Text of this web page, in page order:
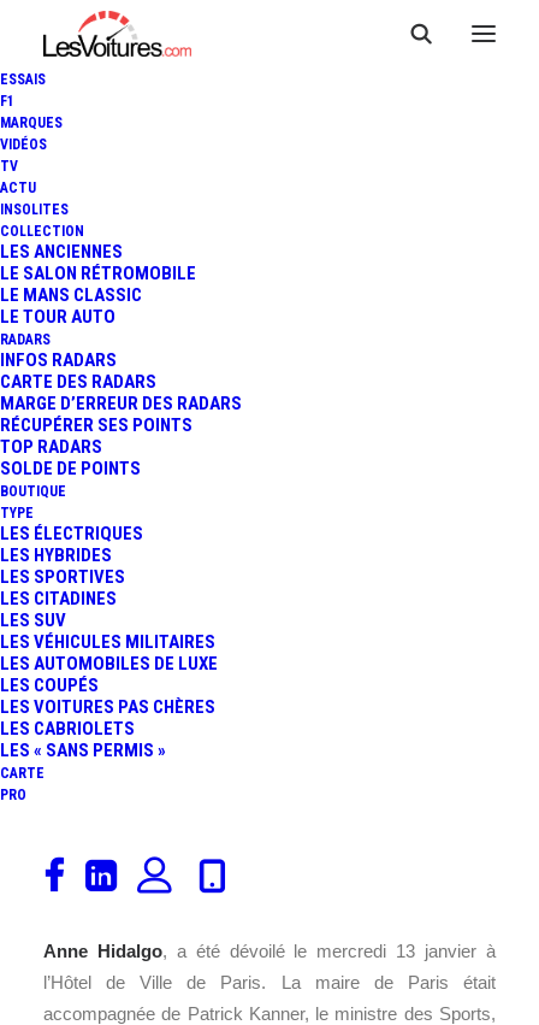
ESSAIS
F1
MARQUES
VIDÉOS
TV
ACTU
INSOLITES
COLLECTION
LES ANCIENNES
LE SALON RÉTROMOBILE
LE MANS CLASSIC
LE TOUR AUTO
RADARS
INFOS RADARS
CARTE DES RADARS
MARGE D’ERREUR DES RADARS
RÉCUPÉRER SES POINTS
TOP RADARS
SOLDE DE POINTS
BOUTIQUE
TYPE
LES ÉLECTRIQUES
LES HYBRIDES
LES SPORTIVES
LES CITADINES
LES SUV
LES VÉHICULES MILITAIRES
LES AUTOMOBILES DE LUXE
LES COUPÉS
LES VOITURES PAS CHÈRES
LES CABRIOLETS
LES « SANS PERMIS »
CARTE
PRO
VIDÉO : LE TRACÉ DE L'EPRIX
DE PARIS DÉVOILÉ !
Le 23 avril prochain,Paris
manche du championnat de
Anne Hidalgo, a été dévoilé le mercredi 13 janvier à
l’Hôtel de Ville de Paris. La maire de Paris était
accompagnée de Patrick Kanner, le ministre des Sports,